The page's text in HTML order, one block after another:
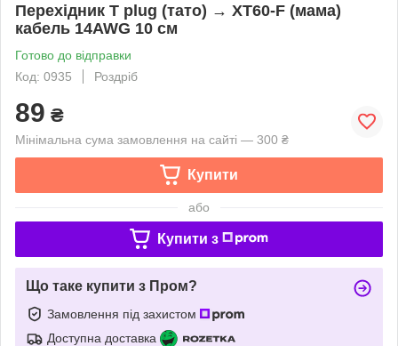
Перехідник T plug (тато) → XT60-F (мама)
кабель 14AWG 10 см
Готово до відправки
Код: 0935
Роздріб
89 ₴
Мінімальна сума замовлення на сайті — 300 ₴
Купити
або
Купити з
Що таке купити з Пром?
Замовлення під захистом
Доступна доставка